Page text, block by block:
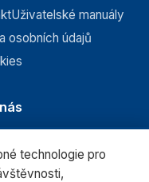
Uživatelské manuály
osobních údajů
technologie pro